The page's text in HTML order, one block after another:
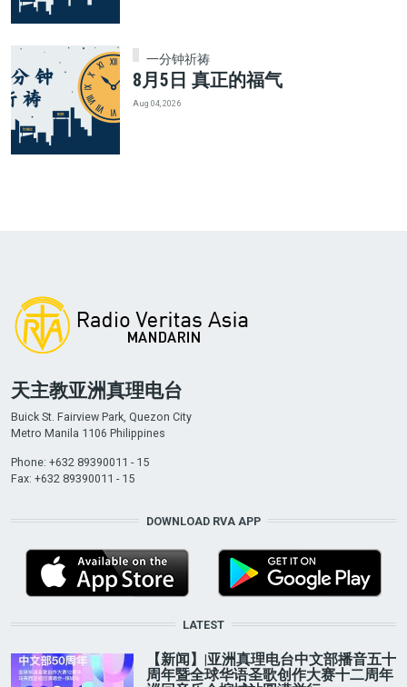
一分钟祈祷
8月5日 真正的福气
Aug 04, 2026
天主教亚洲真理电台
Buick St. Fairview Park, Quezon City
Metro Manila 1106 Philippines
Phone: +632 89390011 - 15
Fax: +632 89390011 - 15
DOWNLOAD RVA APP
LATEST
【新闻】|亚洲真理电台中文部播音五十
周年暨全球华语圣歌创作大赛十二周年